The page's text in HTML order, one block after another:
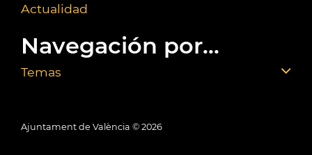
Actualidad
Navegación por...
Temas
Ajuntament de València © 2026